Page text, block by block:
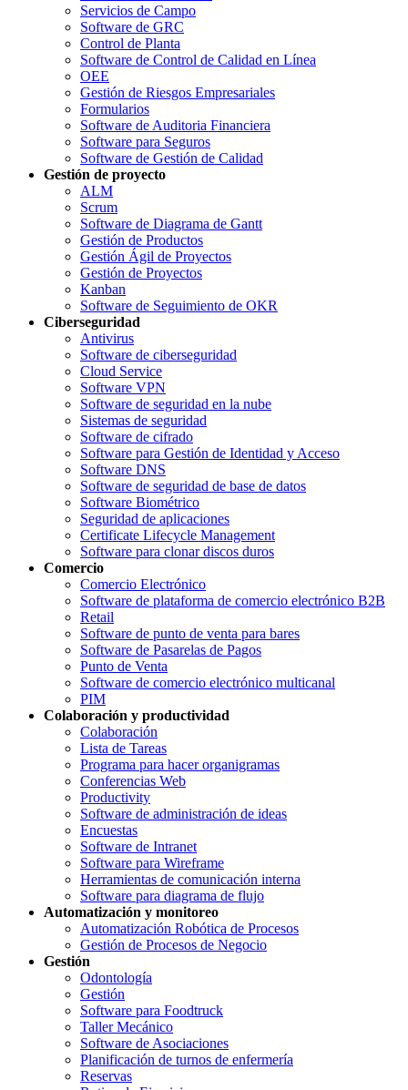
Servicios de Campo
Software de GRC
Control de Planta
Software de Control de Calidad en Línea
OEE
Gestión de Riesgos Empresariales
Formularios
Software de Auditoria Financiera
Software para Seguros
Software de Gestión de Calidad
Gestión de proyecto
ALM
Scrum
Software de Diagrama de Gantt
Gestión de Productos
Gestión Ágil de Proyectos
Gestión de Proyectos
Kanban
Software de Seguimiento de OKR
Ciberseguridad
Antivirus
Software de ciberseguridad
Cloud Service
Software VPN
Software de seguridad en la nube
Sistemas de seguridad
Software de cifrado
Software para Gestión de Identidad y Acceso
Software DNS
Software de seguridad de base de datos
Software Biométrico
Seguridad de aplicaciones
Certificate Lifecycle Management
Software para clonar discos duros
Comercio
Comercio Electrónico
Software de plataforma de comercio electrónico B2B
Retail
Software de punto de venta para bares
Software de Pasarelas de Pagos
Punto de Venta
Software de comercio electrónico multicanal
PIM
Colaboración y productividad
Colaboración
Lista de Tareas
Programa para hacer organigramas
Conferencias Web
Productivity
Software de administración de ideas
Encuestas
Software de Intranet
Software para Wireframe
Herramientas de comunicación interna
Software para diagrama de flujo
Automatización y monitoreo
Automatización Robótica de Procesos
Gestión de Procesos de Negocio
Gestión
Odontología
Gestión
Software para Foodtruck
Taller Mecánico
Software de Asociaciones
Planificación de turnos de enfermería
Reservas